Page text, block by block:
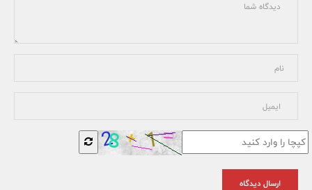
ارسال دیدگاه